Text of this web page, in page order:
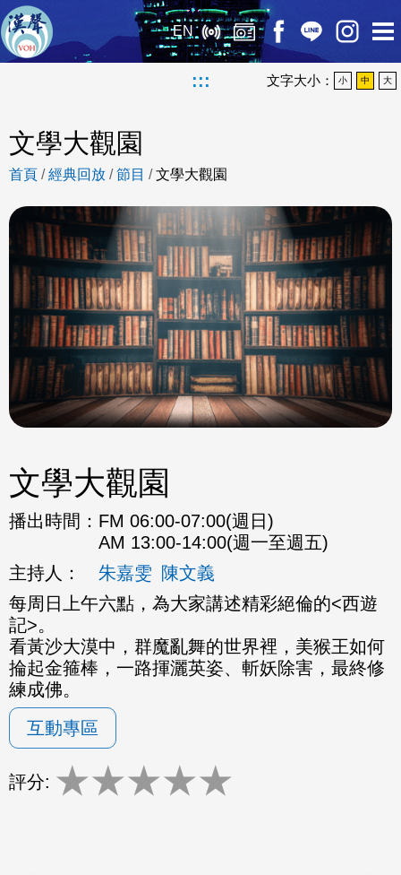
EN
::: 文字大小： 小 中 大
文學大觀園
首頁 /經典回放 /節目 /文學大觀園
文學大觀園
播出時間： FM 06:00-07:00(週日)
AM 13:00-14:00(週一至週五)
主持人：
朱嘉雯 陳文義
每周日上午六點，為大家講述精彩絕倫的<西遊
記>。
看黃沙大漠中，群魔亂舞的世界裡，美猴王如何
掄起金箍棒，一路揮灑英姿、斬妖除害，最終修
練成佛。
互動專區
評分: ★★★★★